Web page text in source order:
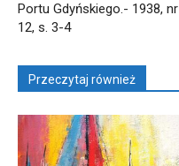
Portu Gdyńskiego.- 1938, nr
12, s. 3-4
Przeczytaj również